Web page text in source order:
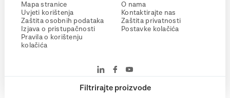
Filtrirajte proizvode
Mapa stranice
Uvjeti korištenja
Zaštita osobnih podataka
Izjava o pristupačnosti
Pravila o korištenju
kolačića
O nama
Kontaktirajte nas
Zaštita privatnosti
Postavke kolačića